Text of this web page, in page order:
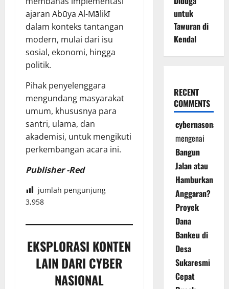
ajaran Abūya Al-Mālikī
dalam konteks tantangan
modern, mulai dari isu
sosial, ekonomi, hingga
politik.
Pihak penyelenggara
mengundang masyarakat
umum, khususnya para
santri, ulama, dan
akademisi, untuk mengikuti
perkembangan acara ini.
Publisher -Red
jumlah pengunjung
3,958
EKSPLORASI KONTEN
LAIN DARI CYBER
NASIONAL
untuk
Tawuran di
Kendal
RECENT
COMMENTS
cybernasonal
mengenai
Bangun
Jalan atau
Hamburkan
Anggaran?
Proyek
Dana
Bankeu di
Desa
Sukaresmi
Cepat